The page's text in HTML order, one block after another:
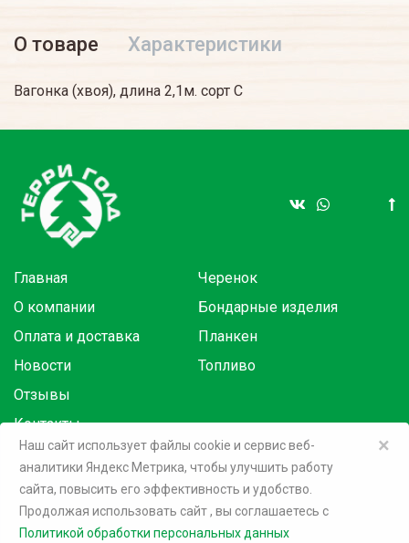
О товаре Характеристики
Вагонка (хвоя), длина 2,1м. сорт С
Главная
О компании
Оплата и доставка
Новости
Отзывы
Контакты
Черенок
Бондарные изделия
Планкен
Топливо
Товары в розницу на маркетплейсах:
©2026 Терри Голд
×
Наш сайт использует файлы cookie и сервис веб-
аналитики Яндекс Метрика, чтобы улучшить работу
сайта, повысить его эффективность и удобство.
Продолжая использовать сайт, вы соглашаетесь c
Политикой обработки персональных данных